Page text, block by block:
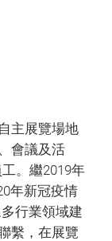
主展覽場地
會議及活
。繼2019年
年新冠疫情
行業領域建
繫，在展覽